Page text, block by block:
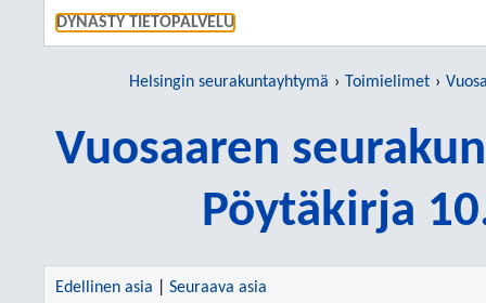
DYNASTY TIETOPALVELU
Helsingin seurakuntayhtymä Toimielimet
Vuosaaren
Pöytäkirja
Edellinen asia Seuraava asia